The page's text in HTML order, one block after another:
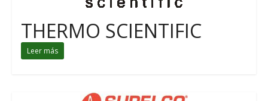
THERMO SCIENTIFIC
Leer más